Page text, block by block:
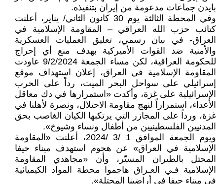
بايدن جماعات مدعومة من إيران بتنفيذه.
وفي المحطة الثالثة يوم 30 كانون الثاني/ يناير، أعلنت
كتائب حزب الله العراقي – المقاومة الإسلامية في
العراق- في بيان رسمي، تعليق العمليات العسكرية
والأمنية ضد القوات الأميركية بهدف منع أي إحراج
للحكومة العراقية، لكن مساء الجمعة 9/2/2024 عاودت
المقاومة الإسلامية في العراق، إعلان استهداف موقع
إسرائيلي على سواحل البحر الميت، رداً على الحرب
الإسرائيلية على غزة، وأكدت «استمرارها في دك معاقل
الأعداء، استمراراً لنهج مقاومة الاحتلال، ونصرة لأهلنا في
غزة، ورداً على المجازر التي يرتكبها الكيان الغاصب بحق
المدنيين الفلسطينيين من أطفال ونساء وشيوخ».
ويوم الجمعة الموافق 1 /3 /2024، أعلنت «المقاومة
الإسلامية في العراق» عن هجوم استهدف ميناء حيفا
المحتل بالطيران المسيّر، وأن «مجاهدي المقاومة
الإسلامية فـي العـراق هاجموا محطة المواد الكيميائية
في ميناء حيفا في أراضينا المحتلة».